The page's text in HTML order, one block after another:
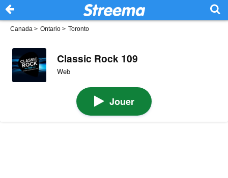
Canada > Ontario > Toronto
Classic Rock 109
Web
Jouer